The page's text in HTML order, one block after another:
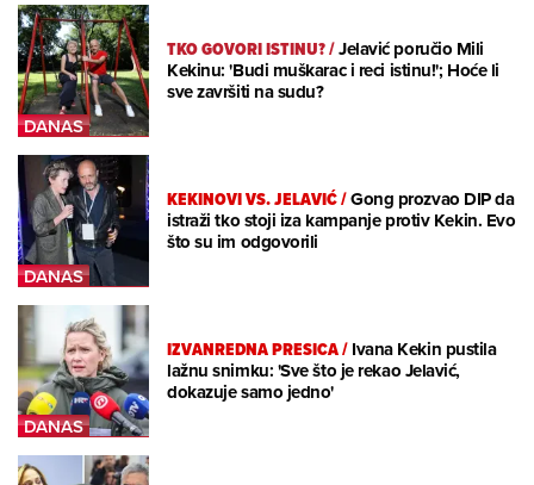
TKO GOVORI ISTINU?/Jelavić poručio Mili
Kekinu: 'Budi muškarac i reci istinu!'; Hoće li
sve završiti na sudu?
KEKINOVI VS. JELAVIĆ/Gong prozvao DIP da
istraži tko stoji iza kampanje protiv Kekin. Evo
što su im odgovorili
IZVANREDNA PRESICA/Ivana Kekin pustila
lažnu snimku: 'Sve što je rekao Jelavić,
dokazuje samo jedno'